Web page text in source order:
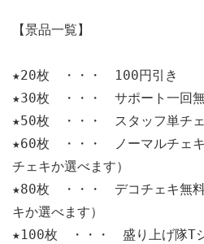
【景品一覧】
★20枚　・・・　100円引き
★30枚　・・・　サポート一回
★50枚　・・・　スタッフ単チ
★60枚　・・・　ノーマルチェ
チェキか選べます）
★80枚　・・・　デコチェキ無
キか選べます）
★100枚　・・・　盛り上げ隊T